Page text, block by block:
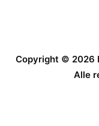
Copyright © 2026
Alle